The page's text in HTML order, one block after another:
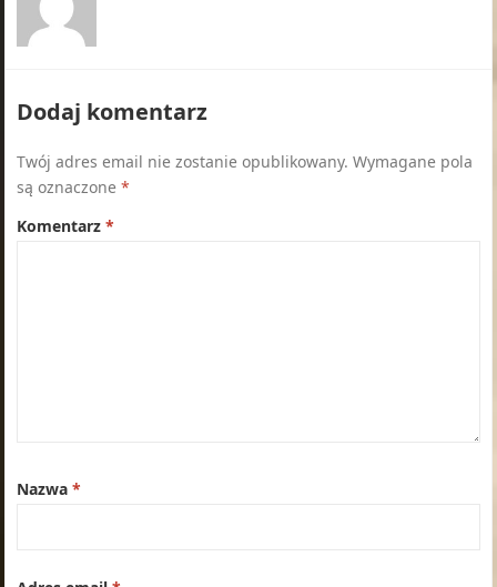
Dodaj komentarz
Twój adres email nie zostanie opublikowany. Wymagane pola
są oznaczone*
Komentarz*
Nazwa*